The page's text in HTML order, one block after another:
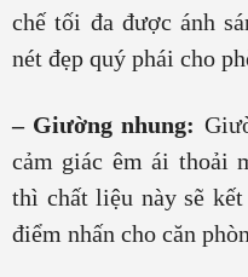
chế tối đa được ánh
nét đẹp quý phái cho
– Giường nhung:
cảm giác êm ái thoải
thì chất liệu này sẽ
điểm nhấn cho căn